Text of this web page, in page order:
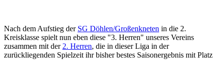
Nach dem Aufstieg der SG Döhlen/Großenkneten in die 2.
Kreisklasse spielt nun eben diese "3. Herren" unseres Vereins
zusammen mit der 2. Herren, die in dieser Liga in der
zurückliegenden Spielzeit ihr bisher bestes Saisonergebnis mit Platz